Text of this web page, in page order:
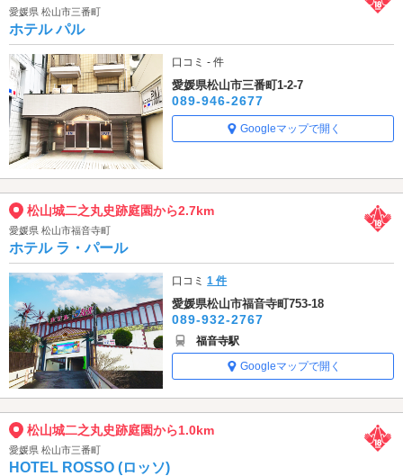
愛媛県 松山市三番町
ホテル パル
口コミ - 件
愛媛県松山市三番町1-2-7
089-946-2677
Googleマップで開く
松山城二之丸史跡庭園から2.7km
愛媛県 松山市福音寺町
ホテル ラ・パール
口コミ1 件
愛媛県松山市福音寺町753-18
089-932-2767
福音寺駅
Googleマップで開く
松山城二之丸史跡庭園から1.0km
愛媛県 松山市三番町
HOTEL ROSSO (ロッソ)